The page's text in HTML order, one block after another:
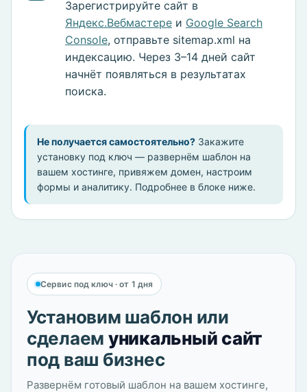
Зарегистрируйте сайт в
Яндекс.Вебмастере и Google Search
Console, отправьте sitemap.xml на
индексацию. Через 3–14 дней сайт
начнёт появляться в результатах
поиска.
Не получается самостоятельно? Закажите
установку под ключ — развернём шаблон на
вашем хостинге, привяжем домен, настроим
формы и аналитику. Подробнее в блоке ниже.
Сервис под ключ · от 1 дня
Установим шаблон или
сделаем уникальный сайт
под ваш бизнес
Развернём готовый шаблон на вашем хостинге,